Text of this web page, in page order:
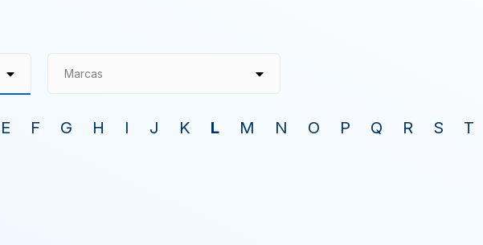
Marcas
E F G H I J K L M N O P Q R S T